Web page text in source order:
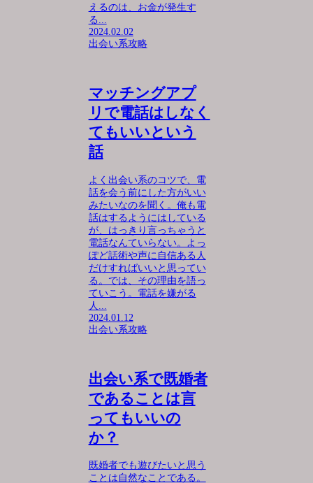
えるのは、お金が発生す
る...
2024.02.02
出会い系攻略
マッチングアプ
リで電話はしなく
てもいいという
話
よく出会い系のコツで、電
話を会う前にした方がいい
みたいなのを聞く。俺も電
話はするようにはしている
が、はっきり言っちゃうと
電話なんていらない。よっ
ぽど話術や声に自信ある人
だけすればいいと思ってい
る。では、その理由を語っ
ていこう。電話を嫌がる
人...
2024.01.12
出会い系攻略
出会い系で既婚者
であることは言
ってもいいの
か？
既婚者でも遊びたいと思う
ことは自然なことである。